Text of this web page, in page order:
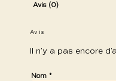
Avis (0)
Avis
Il n’y a pas encore
Nom *